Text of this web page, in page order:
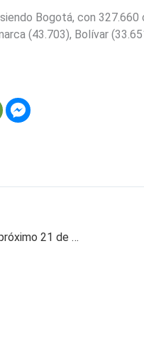
Bogotá, con
(43.703), Bolívar
Tercer día sin IVA está programado para el próximo 21 de noviembre